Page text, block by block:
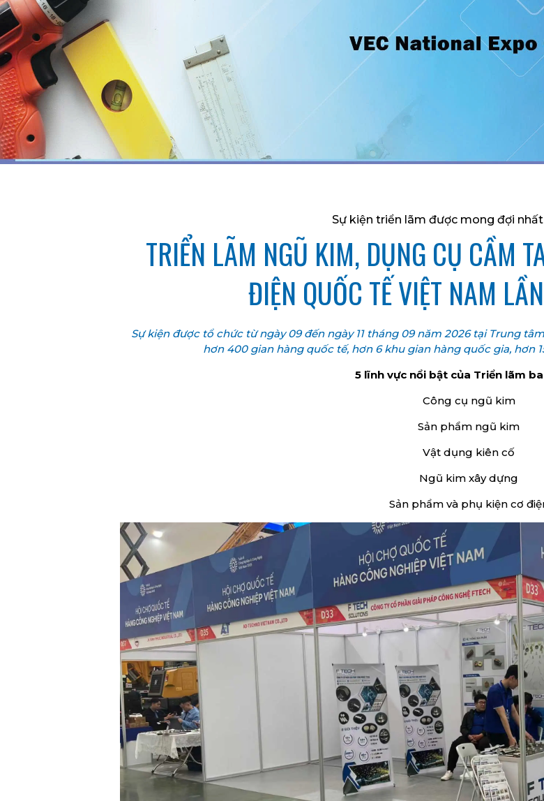
Sự kiện triển lãm được mong đợi
TRIỂN LÃM NGŨ KIM, DỤNG CỤ CẦM
ĐIỆN QUỐC TẾ VIỆT NAM
Sự kiện được tổ chức từ ngày 09 đến ngày 11 tháng 09 năm 2026 tại Trung
hơn 400 gian hàng quốc tế, hơn 6 khu gian hàng quốc gia, hơn
5 lĩnh vực nổi bật của Triển lãm
Công cụ ngũ kim
Sản phẩm ngũ kim
Vật dụng kiên cố
Ngũ kim xây dựng
Sản phẩm và phụ kiện cơ